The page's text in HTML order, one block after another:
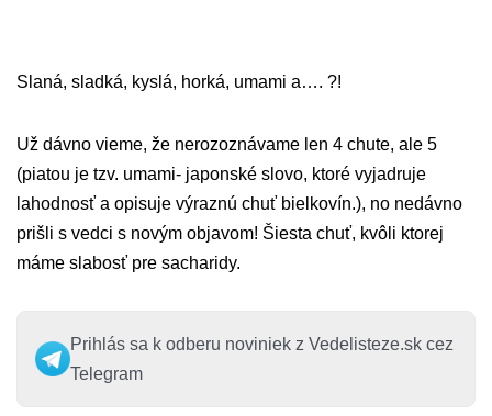
Slaná, sladká, kyslá, horká, umami a…. ?!
Už dávno vieme, že nerozoznávame len 4 chute, ale 5
(piatou je tzv. umami- japonské slovo, ktoré vyjadruje
lahodnosť a opisuje výraznú chuť bielkovín.), no nedávno
prišli s vedci s novým objavom! Šiesta chuť, kvôli ktorej
máme slabosť pre sacharidy.
Prihlás sa k odberu noviniek z Vedelisteze.sk cez
Telegram